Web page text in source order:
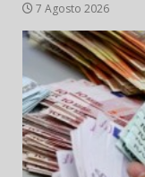
7 Agosto 2026